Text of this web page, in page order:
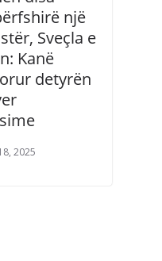
një
Sveçla e
Kanë
detyrën
2025